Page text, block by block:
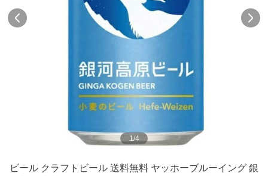
1 /4
ビール クラフトビール 送料無料 ヤッホーブルーイング 銀